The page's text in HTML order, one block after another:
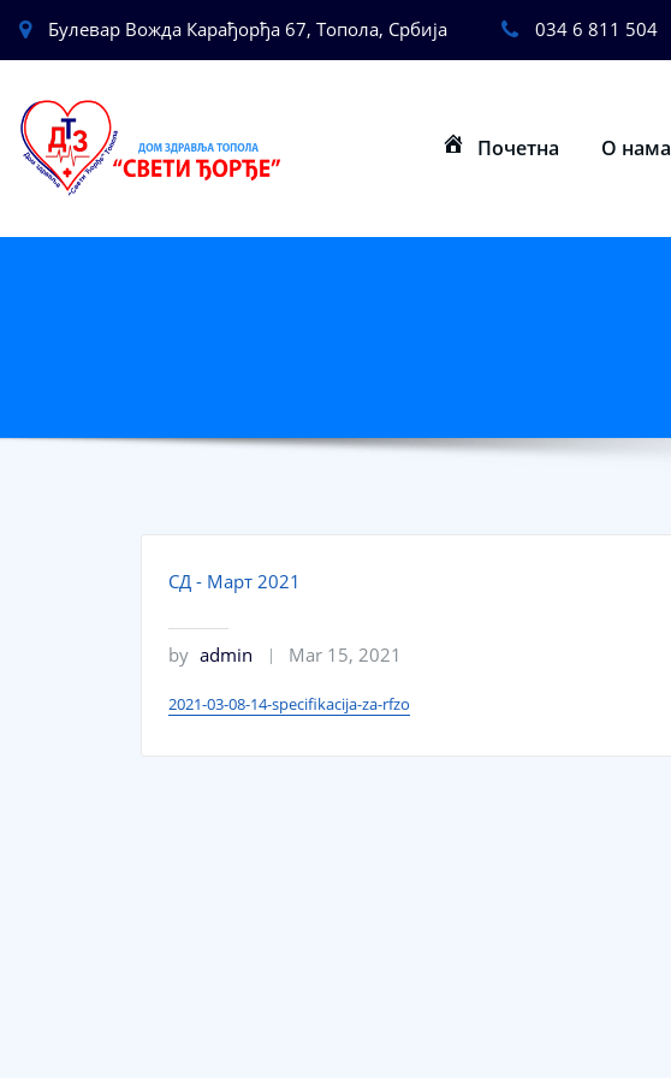
Булевар Вожда Карађорђа 67, Топола, Србија 034 6 811 504
Почетна О нама
СД - Март 2021
by admin Mar 15, 2021
2021-03-08-14-specifikacija-za-rfzo